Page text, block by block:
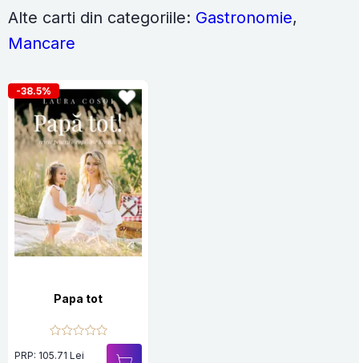
Alte carti din categoriile: Gastronomie,
Mancare
-38.5%
Papa tot
PRP: 105.71 Lei